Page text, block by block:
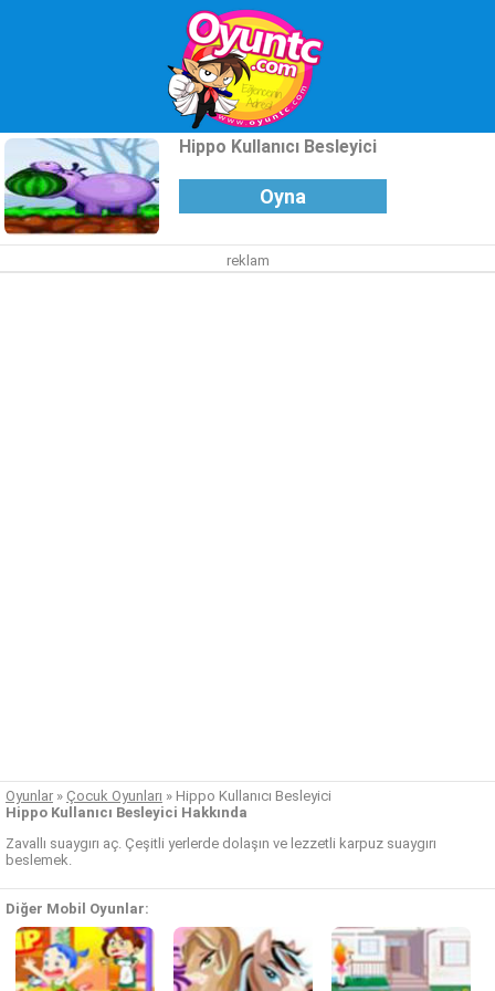
Hippo Kullanıcı Besleyici
Oyna
reklam
Oyunlar » Çocuk Oyunları » Hippo Kullanıcı Besleyici
Hippo Kullanıcı Besleyici Hakkında
Zavallı suaygırı aç. Çeşitli yerlerde dolaşın ve lezzetli karpuz suaygırı
beslemek.
Diğer Mobil Oyunlar: